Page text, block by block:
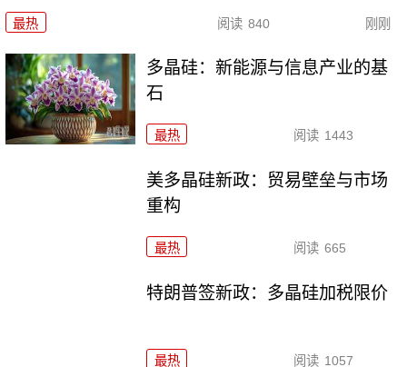
最热 阅读 840 刚刚
多晶硅：新能源与信息产业的基
石
最热 阅读 1443
美多晶硅新政：贸易壁垒与市场
重构
最热 阅读 665
特朗普签新政：多晶硅加税限价
最热 阅读 1057